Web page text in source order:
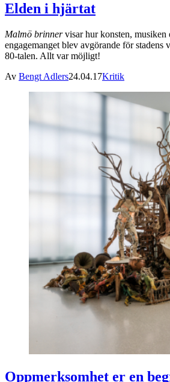
Elden i hjärtat
Malmö brinnervisar hur konsten, musiken
engagemanget blev avgörande för stadens
80-talen. Allt var möjligt!
Av Bengt Adlers24.04.17Kritik
Oppmerksomhet er en